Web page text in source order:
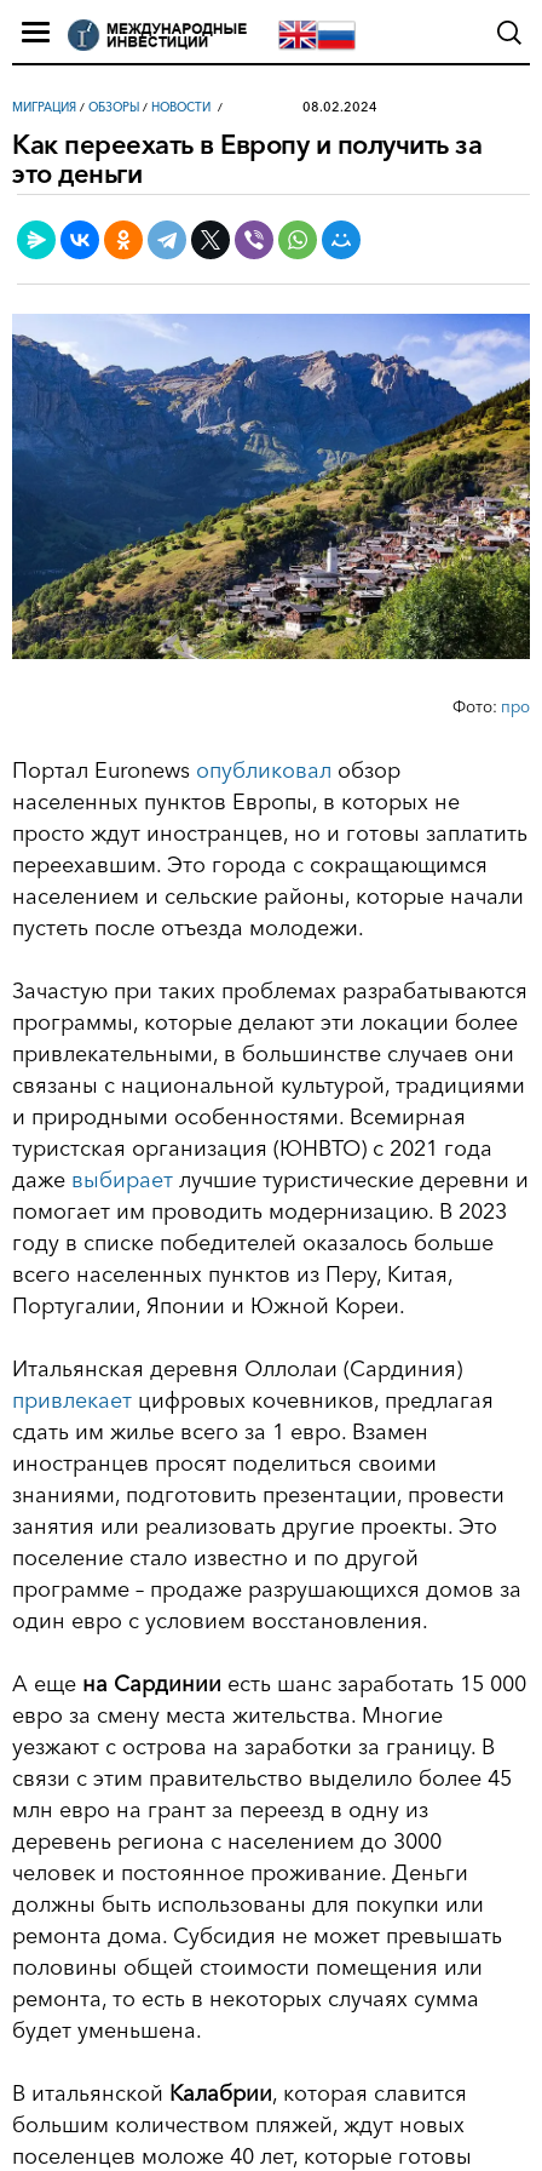
МИГРАЦИЯ / ОБЗОРЫ / НОВОСТИ 08.02.2024
Как переехать в Европу и получить за
это деньги
Фото: про
Портал Еuronews опубликовал обзор
населенных пунктов Европы, в которых не
просто ждут иностранцев, но и готовы заплатить
переехавшим. Это города с сокращающимся
населением и сельские районы, которые начали
пустеть после отъезда молодежи.
Зачастую при таких проблемах разрабатываются
программы, которые делают эти локации более
привлекательными, в большинстве случаев они
связаны с национальной культурой, традициями
и природными особенностями. Всемирная
туристская организация (ЮНВТО) с 2021 года
даже выбирает лучшие туристические деревни и
помогает им проводить модернизацию. В 2023
году в списке победителей оказалось больше
всего населенных пунктов из Перу, Китая,
Португалии, Японии и Южной Кореи.
Итальянская деревня Оллолаи (Сардиния)
привлекает цифровых кочевников, предлагая
сдать им жилье всего за 1 евро. Взамен
иностранцев просят поделиться своими
знаниями, подготовить презентации, провести
занятия или реализовать другие проекты. Это
поселение стало известно и по другой
программе – продаже разрушающихся домов за
один евро с условием восстановления.
А еще на Сардинии есть шанс заработать 15 000
евро за смену места жительства. Многие
уезжают с острова на заработки за границу. В
связи с этим правительство выделило более 45
млн евро на грант за переезд в одну из
деревень региона с населением до 3000
человек и постоянное проживание. Деньги
должны быть использованы для покупки или
ремонта дома. Субсидия не может превышать
половины общей стоимости помещения или
ремонта, то есть в некоторых случаях сумма
будет уменьшена.
В итальянской Калабрии, которая славится
большим количеством пляжей, ждут новых
поселенцев моложе 40 лет, которые готовы